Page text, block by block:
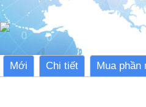
Mới Chi tiết Mua phần